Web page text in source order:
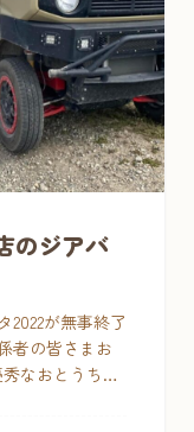
のジアバ
2022が無事終了
者の皆さまお
なおとうちゃ